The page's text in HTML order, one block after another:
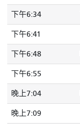
下午6:34
下午6:41
下午6:48
下午6:55
晚上7:04
晚上7:09